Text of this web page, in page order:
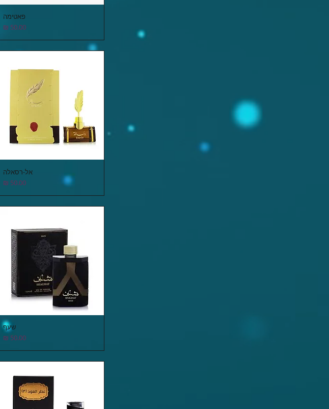
פאטימה
מחיר‏50.00 ‏₪
תצוגה מהירהאל-רסאלה
מחיר‏50.00 ‏₪
שעף
מחיר‏50.00 ‏₪